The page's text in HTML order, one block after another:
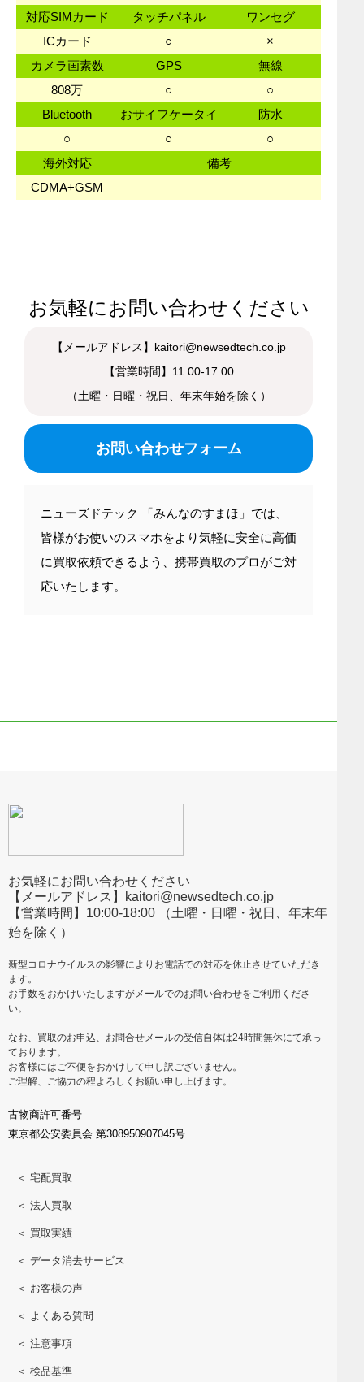
対応SIMカード
タッチパネル
ワンセグ
ICカード
○
×
カメラ画素数
GPS
無線
808万
○
○
Bluetooth
おサイフケータイ
防水
○
○
○
海外対応
備考
CDMA+GSM
お気軽にお問い合わせください
【メールアドレス】kaitori@newsedtech.co.jp
【営業時間】11:00-17:00
（土曜・日曜・祝日、年末年始を除く）
お問い合わせフォーム
ニューズドテック 「みんなのすまほ」では、
皆様がお使いのスマホをより気軽に安全に高価
に買取依頼できるよう、携帯買取のプロがご対
応いたします。
お気軽にお問い合わせください
【メールアドレス】kaitori@newsedtech.co.jp
【営業時間】10:00-18:00 （土曜・日曜・祝日、年末年
始を除く）
新型コロナウイルスの影響によりお電話での対応を休止させていただき
ます。
お手数をおかけいたしますがメールでのお問い合わせをご利用くださ
い。
なお、買取のお申込、お問合せメールの受信自体は24時間無休にて承っ
ております。
お客様にはご不便をおかけして申し訳ございません。
ご理解、ご協力の程よろしくお願い申し上げます。
古物商許可番号
東京都公安委員会 第308950907045号
＜ 宅配買取
＜ 法人買取
＜ 買取実績
＜ データ消去サービス
＜ お客様の声
＜ よくある質問
＜ 注意事項
＜ 検品基準